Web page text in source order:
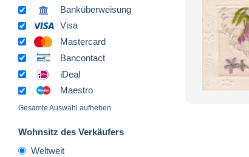
Banküberweisung
Visa
Mastercard
Bancontact
iDeal
Maestro
Gesamte Auswahl aufheben
Wohnsitz des Verkäufers
Weltweit